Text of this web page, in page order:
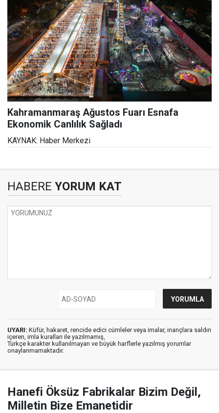
Kahramanmaraş Ağustos Fuarı Esnafa
Ekonomik Canlılık Sağladı
KAYNAK: Haber Merkezi
HABERE YORUM KAT
UYARI: Küfür, hakaret, rencide edici cümleler veya imalar, inançlara saldırı
içeren, imla kuralları ile yazılmamış,
Türkçe karakter kullanılmayan ve büyük harflerle yazılmış yorumlar
onaylanmamaktadır.
Hanefi Öksüz Fabrikalar Bizim Değil,
Milletin Bize Emanetidir